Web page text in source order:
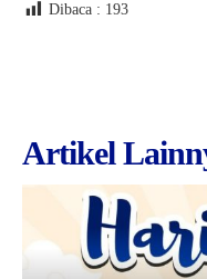
Dibaca : 193
Artikel